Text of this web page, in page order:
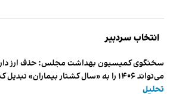
انتخاب سردبیر
سخنگوی کمیسیون بهداشت مجلس: حذف ارز
می‌تواند ۱۴۰۶ را به «سال کشتار بیماران» تبدیل کند
تحلیل